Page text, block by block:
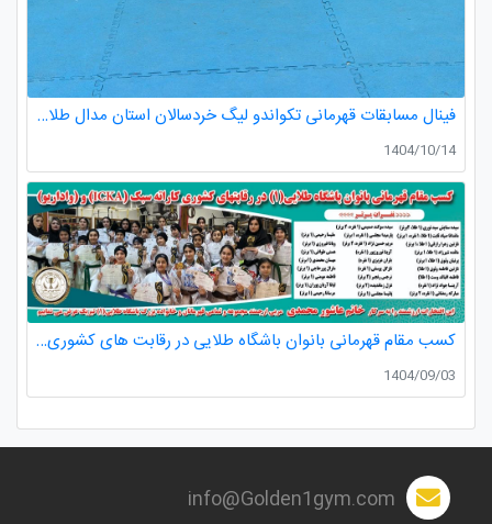
فینال مسابقات قهرمانی تکواندو لیگ خردسالان استان مدال طلا صدرا ظفری از باشگاه طلایی به مربیگری استاد عسکری مربی ارزنده باشگاه
1404/10/14
کسب مقام قهرمانی بانوان باشگاه طلایی در رقابت های کشوری کاراته
1404/09/03
info@Golden1gym.com